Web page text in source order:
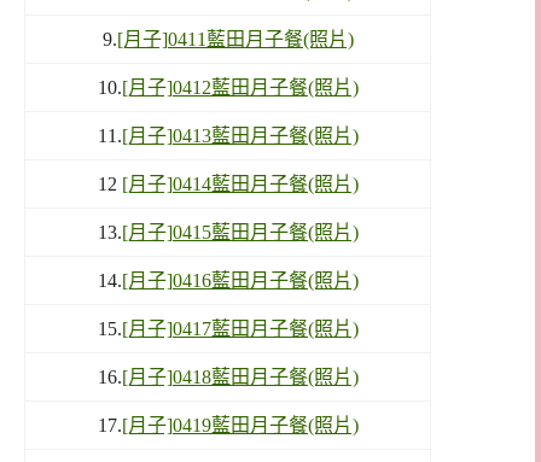
9.[月子]0411藍田月子餐(照片)
10.[月子]0412藍田月子餐(照片)
11.[月子]0413藍田月子餐(照片)
12 [月子]0414藍田月子餐(照片)
13.[月子]0415藍田月子餐(照片)
14.[月子]0416藍田月子餐(照片)
15.[月子]0417藍田月子餐(照片)
16.[月子]0418藍田月子餐(照片)
17.[月子]0419藍田月子餐(照片)